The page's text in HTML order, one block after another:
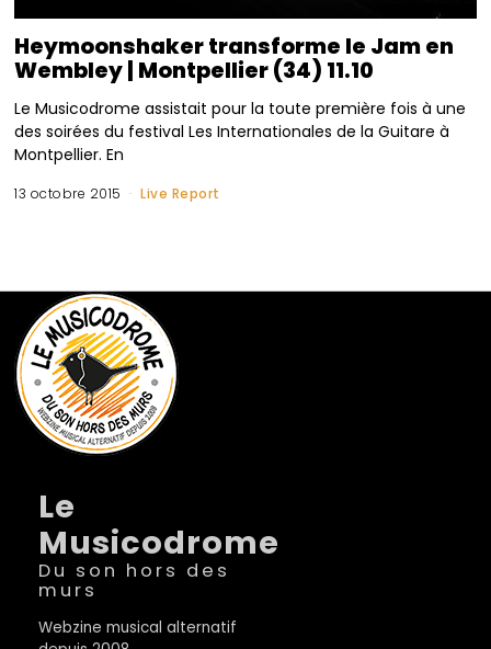
Heymoonshaker transforme le Jam en
Wembley | Montpellier (34) 11.10
Le Musicodrome assistait pour la toute première fois à une
des soirées du festival Les Internationales de la Guitare à
Montpellier. En
13 octobre 2015 Live Report
Le
Musicodrome
Du son hors des
murs
Webzine musical alternatif